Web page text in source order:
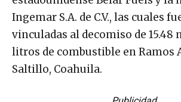
Ingemar S.A. de C.V., las cuales
vinculadas al decomiso de 15.48
litros de combustible en Ramos
Saltillo, Coahuila.